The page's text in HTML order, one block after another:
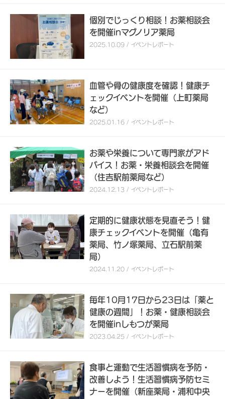
個別でじっくり相談！お薬相談会
を開催inマグノリア薬局
2025.10.09 / イベントレポート
血管や骨の健康度を確認！健康チ
ェックイベントを開催（上町薬局
など）
2025.01.16 / イベントレポート
お薬や栄養について専門家がアド
バイス！お薬・栄養相談会を開催
（住吉駅前薬局など）
2024.12.13 / イベントレポート
定期的に健康状態を見直そう！健
康チェックイベントを開催（亀有
薬局、竹ノ塚薬局、立石駅前薬
局）
2024.11.20 / イベントレポート
毎年10月17日から23日は「薬と
健康の週間」！お薬・健康相談会
を開催inしもつが薬局
2023.04.25 / イベントレポート
食事と運動で生活習慣病を予防・
改善しよう！生活習慣病予防セミ
ナーを開催（新座薬局・浦和中央